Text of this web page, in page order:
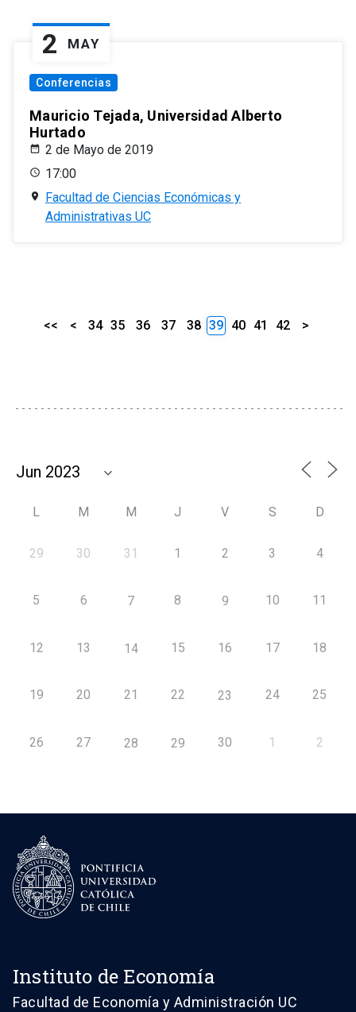
2 MAY
Conferencias
Mauricio Tejada, Universidad Alberto
Hurtado
2 de Mayo de 2019
17:00
Facultad de Ciencias Económicas y
Administrativas UC
<< < 34 35 36 37 38 39 40 41 42 >
L M M J V S D
29 30 31 1 2 3 4
5 6 7 8 9 10 11
12 13 14 15 16 17 18
19 20 21 22 23 24 25
26 27 28 29 30 1 2
Instituto de Economía
Facultad de Economía y Administración UC